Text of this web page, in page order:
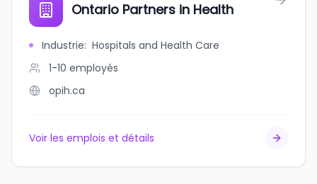
Ontario Partners in Health
Industrie: Hospitals and Health Care
1-10 employés
opih.ca
Voir les emplois et détails